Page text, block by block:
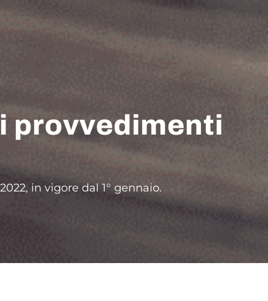
provvedimenti
in vigore dal 1° gennaio.